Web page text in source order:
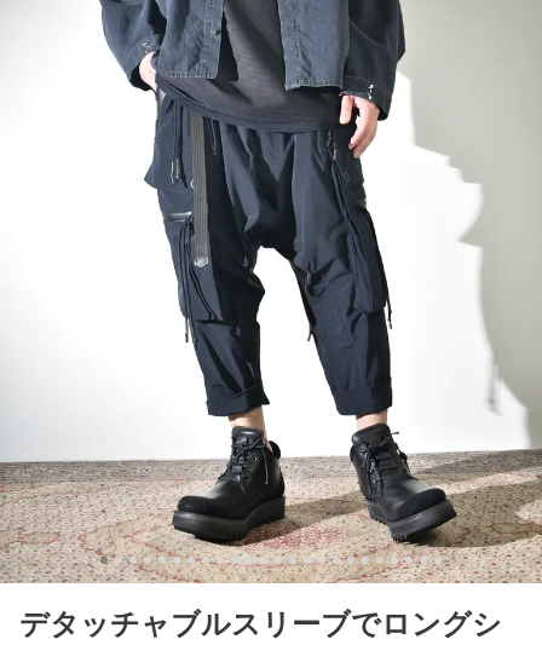
デタッチャブルスリーブでロングシ